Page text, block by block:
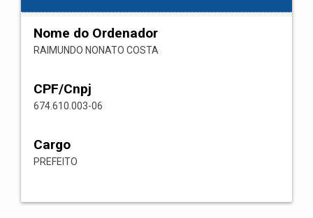
Nome do Ordenador
RAIMUNDO NONATO COSTA
CPF/Cnpj
674.610.003-06
Cargo
PREFEITO